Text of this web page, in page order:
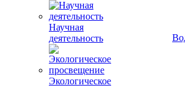
Научная
деятельность
Экологическое